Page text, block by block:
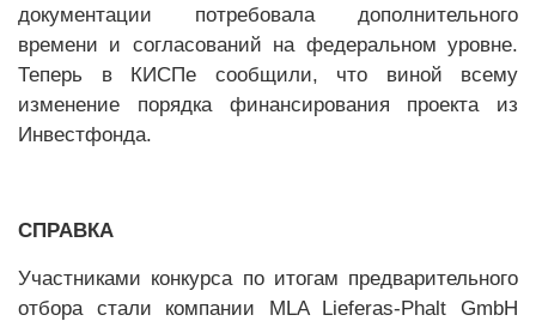
документации потребовала дополнительного
времени и согласований на федеральном уровне.
Теперь в КИСПе сообщили, что виной всему
изменение порядка финансирования проекта из
Инвестфонда.
СПРАВКА
Участниками конкурса по итогам предварительного
отбора стали компании MLA Lieferas-Phalt GmbH